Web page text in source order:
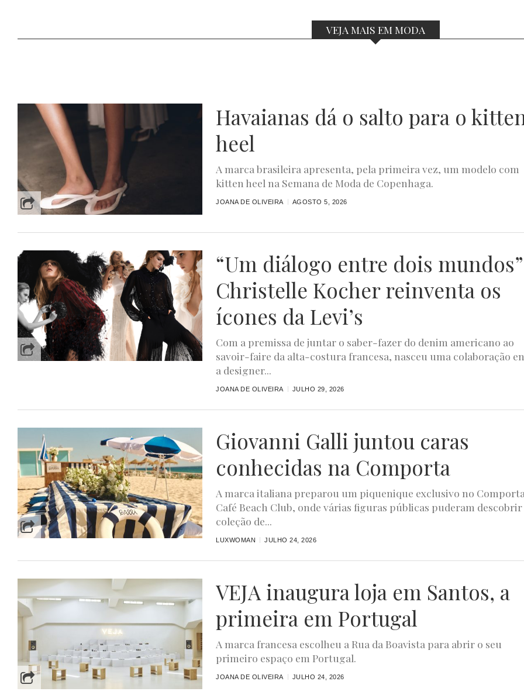
VEJA MAIS EM MODA
Havaianas dá o salto para o
heel
A marca brasileira apresenta, pela primeira vez, um modelo com
kitten heel na Semana de Moda de Copenhaga.
JOANA DE OLIVEIRA AGOSTO 5, 2026
“Um diálogo entre dois
Christelle Kocher reinventa os
ícones da Levi’s
Com a premissa de juntar o saber-fazer do denim americano ao
savoir-faire da alta-costura francesa, nasceu uma colaboração
a designer...
JOANA DE OLIVEIRA JULHO 29, 2026
Giovanni Galli juntou caras
conhecidas na Comporta
A marca italiana preparou um piquenique exclusivo no
Café Beach Club, onde várias figuras públicas puderam descobrir
coleção de...
LUXWOMAN JULHO 24, 2026
VEJA inaugura loja em Santos, a
primeira em Portugal
A marca francesa escolheu a Rua da Boavista para abrir o seu
primeiro espaço em Portugal.
JOANA DE OLIVEIRA JULHO 24, 2026